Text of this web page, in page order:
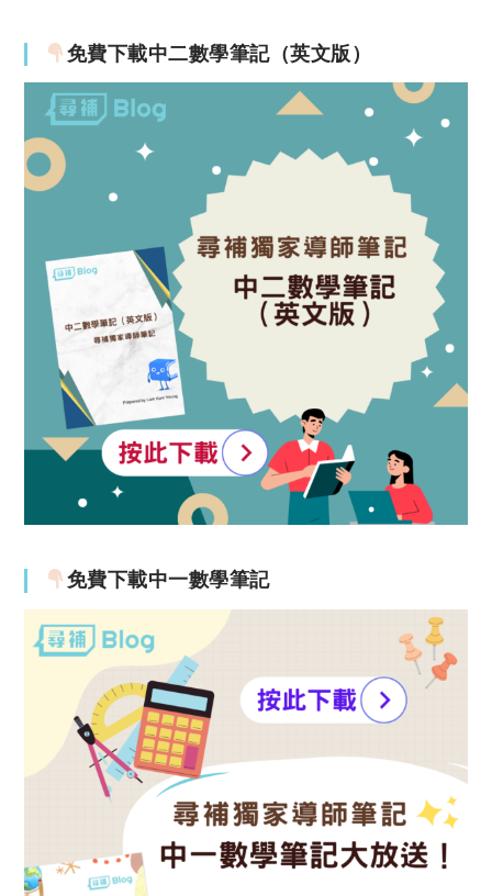
免費下載中二數學筆記（英文版）
免費下載中一數學筆記